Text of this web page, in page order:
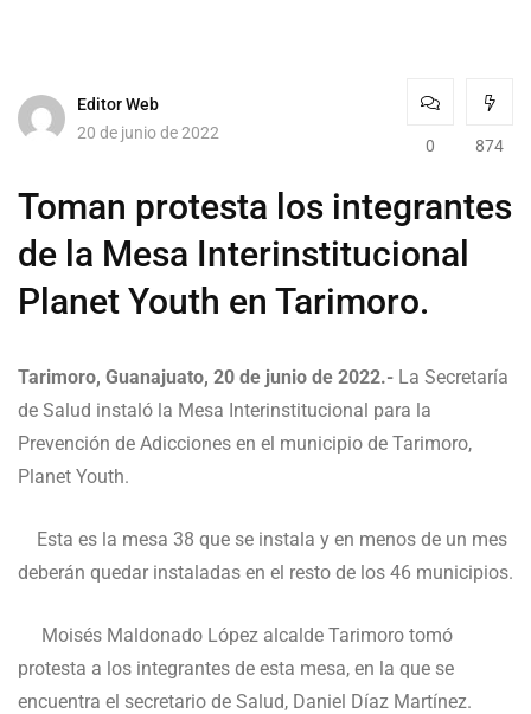
Editor Web
20 de junio de 2022
0 874
Toman protesta los integrantes
de la Mesa Interinstitucional
Planet Youth en Tarimoro.
Tarimoro, Guanajuato, 20 de junio de 2022.- La Secretaría
de Salud instaló la Mesa Interinstitucional para la
Prevención de Adicciones en el municipio de Tarimoro,
Planet Youth.
Esta es la mesa 38 que se instala y en menos de un mes
deberán quedar instaladas en el resto de los 46 municipios.
Moisés Maldonado López alcalde Tarimoro tomó
protesta a los integrantes de esta mesa, en la que se
encuentra el secretario de Salud, Daniel Díaz Martínez.